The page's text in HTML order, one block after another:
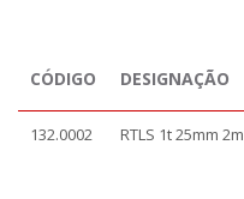
CÓDIGO DESIGNAÇÃO
132.0002 RTLS 1t 25mm 2m